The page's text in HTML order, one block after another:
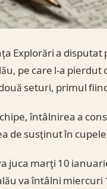
Explorări a
pe care l-a
seturi, primul
întâlnirea a
de susţinut în
juca marţi 10
va întâlni